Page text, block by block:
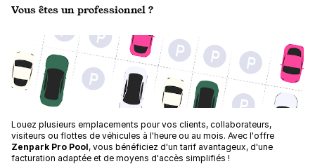
Vous êtes un professionnel ?
Louez plusieurs emplacements pour vos clients, collaborateurs,
visiteurs ou flottes de véhicules à l'heure ou au mois. Avec l'offre
Zenpark Pro Pool, vous bénéficiez d'un tarif avantageux, d'une
facturation adaptée et de moyens d'accès simplifiés !